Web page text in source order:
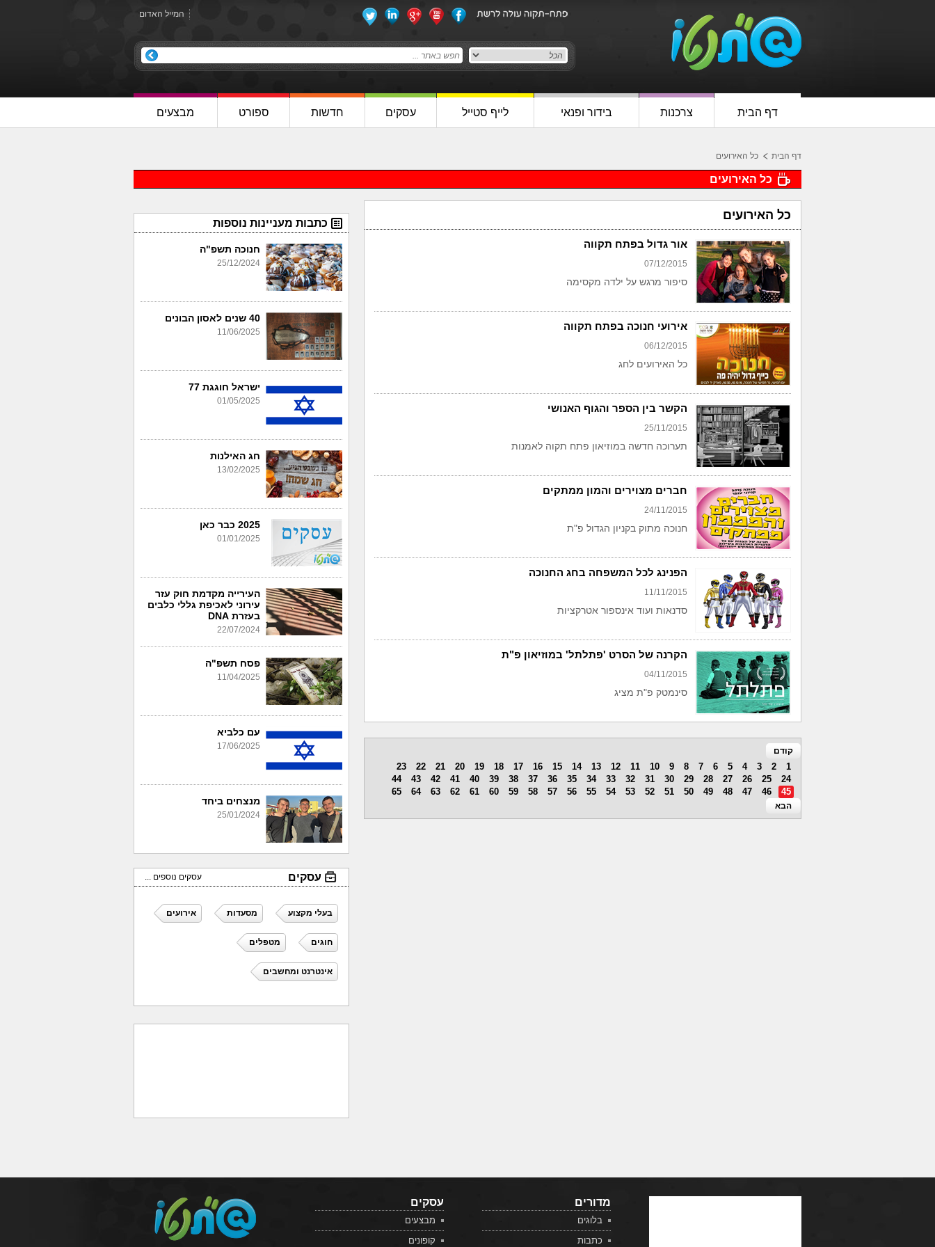
המייל האדום
דף הבית צרכנות בידור ופנאי לייף סטייל עסקים חדשות ספורט מבצעים
דף הבית כל האירועים
כל האירועים
כל האירועים
אור גדול בפתח תקווה
07/12/2015
סיפור מרגש על ילדה מקסימה
אירועי חנוכה בפתח תקווה
06/12/2015
כל האירועים לחג
הקשר בין הספר והגוף האנושי
25/11/2015
תערוכה חדשה במוזיאון פתח תקוה לאמנות
חברים מצוירים והמון ממתקים
24/11/2015
חנוכה מתוק בקניון הגדול פ"ת
הפנינג לכל המשפחה בחג החנוכה
11/11/2015
סדנאות ועוד אינספור אטרקציות
הקרנה של הסרט 'פתלתל' במוזיאון פ"ת
04/11/2015
סינמטק פ"ת מציג
קודם
1
2
3
4
5
6
7
8
9
10
11
12
13
14
15
16
17
18
19
20
21
22
23
24
25
26
27
28
29
30
31
32
33
34
35
36
37
38
39
40
41
42
43
44
45
46
47
48
49
50
51
52
53
54
55
56
57
58
59
60
61
62
63
64
65
הבא
כתבות מעניינות נוספות
חנוכה תשפ"ה
25/12/2024
40 שנים לאסון הבונים
11/06/2025
ישראל חוגגת 77
01/05/2025
חג האילנות
13/02/2025
2025 כבר כאן
01/01/2025
העירייה מקדמת חוק עזר
עירוני לאכיפת גללי כלבים
בעזרת DNA
22/07/2024
פסח תשפ"ה
11/04/2025
עם כלביא
17/06/2025
מנצחים ביחד
25/01/2024
עסקים עסקים נוספים ...
בעלי מקצוע מסעדות אירועים
חוגים מטפלים
אינטרנט ומחשבים
מדורים
בלוגים
כתבות
עסקים
מבצעים
קופונים